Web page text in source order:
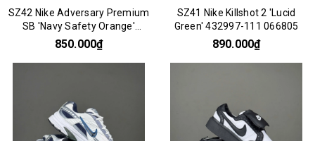
SZ42 Nike Adversary Premium
SB 'Navy Safety Orange'
CW7456-402 066297
850.000₫
SZ41 Nike Killshot 2 'Lucid
Green' 432997-111 066805
890.000₫